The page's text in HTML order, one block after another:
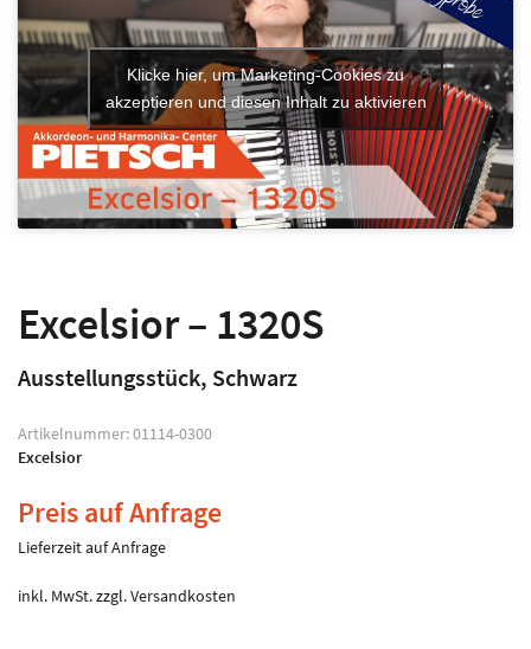
Klicke hier, um Marketing-Cookies zu
akzeptieren und diesen Inhalt zu aktivieren
Excelsior – 1320S
Ausstellungsstück, Schwarz
Artikelnummer:01114-0300
Excelsior
Preis auf Anfrage
Lieferzeit auf Anfrage
inkl. MwSt.zzgl.Versandkosten